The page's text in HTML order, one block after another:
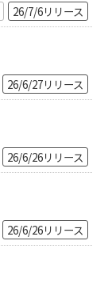
26/7/6リリース
26/6/27リリース
26/6/26リリース
26/6/26リリース